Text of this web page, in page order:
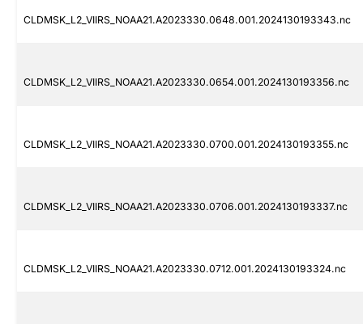
CLDMSK_L2_VIIRS_NOAA21.A2023330.0648.001.2024130193343.nc
CLDMSK_L2_VIIRS_NOAA21.A2023330.0654.001.2024130193356.nc
CLDMSK_L2_VIIRS_NOAA21.A2023330.0700.001.2024130193355.nc
CLDMSK_L2_VIIRS_NOAA21.A2023330.0706.001.2024130193337.nc
CLDMSK_L2_VIIRS_NOAA21.A2023330.0712.001.2024130193324.nc